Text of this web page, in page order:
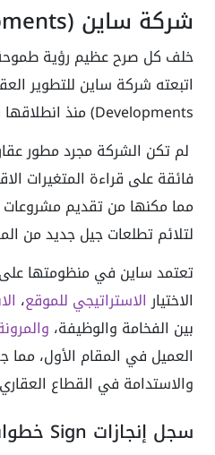
شركة ساين (Sign Developments)
خلف كل صرح عظيم رؤية
Developments) منذ انطلاقها في السوق المصري.
لم تكن الشركة مجرد مطور
فائقة على قراءة المتغيرات
مما مكنها من تقديم مشروعات
لتلائم تطلعات جيل جديد من
تعتمد ساين في منظومتها على
الاختيارالاستراتيجي للموقع،
بين الفخامة والوظيفة،
العميل في المقام الأول، مما
والاستدامة في القطاع
سجل إنجازات Sign خطوات ثابتة نحو التميز